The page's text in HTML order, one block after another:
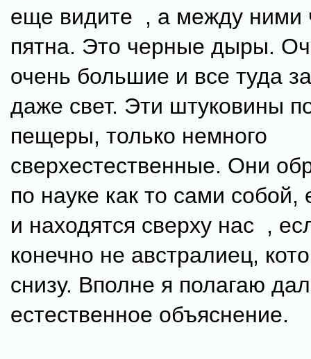
еще видите , а между ними
пятна. Это черные дыры.
очень большие и все туда
даже свет. Эти штуковины
пещеры, только немного
сверхестественные. Они
по науке как то сами собой,
и находятся сверху нас ,
конечно не австралиец,
снизу. Вполне я полагаю
естественное объяснение.